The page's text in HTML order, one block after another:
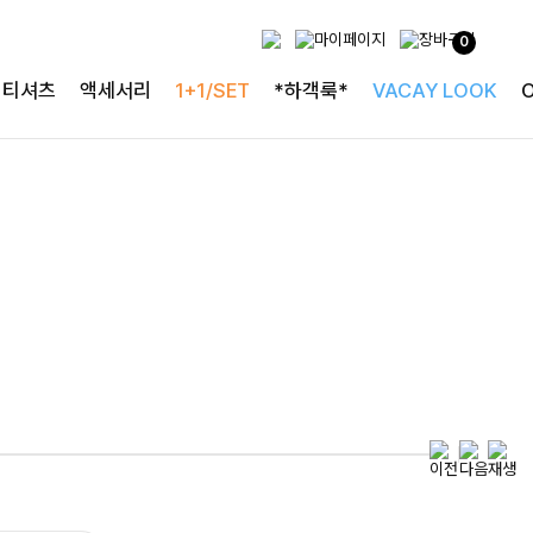
0
티셔츠 액세서리 1+1/SET *하객룩* VACAY LOOK
을 빛내는
정석
베스트
[2차리오더] 드